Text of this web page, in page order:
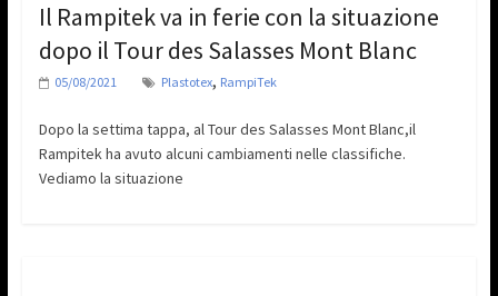
Il Rampitek va in ferie con la situazione
dopo il Tour des Salasses Mont Blanc
05/08/2021 Plastotex, RampiTek
Dopo la settima tappa, al Tour des Salasses Mont Blanc,il
Rampitek ha avuto alcuni cambiamenti nelle classifiche.
Vediamo la situazione